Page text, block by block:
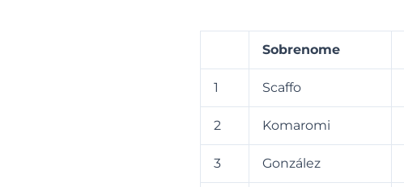
Sobrenome
1 Scaffo
2 Komaromi
3 González